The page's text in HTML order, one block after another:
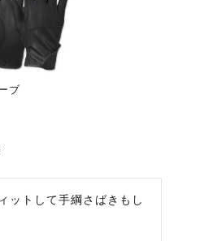
ブ
ットして手綱さばきもし